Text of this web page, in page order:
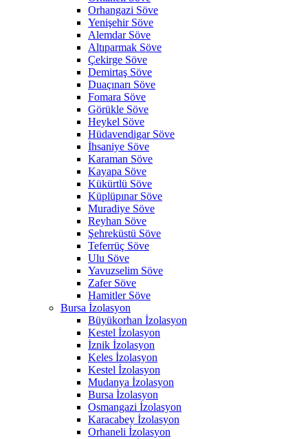
Orhangazi Söve
Yenişehir Söve
Alemdar Söve
Altıparmak Söve
Çekirge Söve
Demirtaş Söve
Duaçınarı Söve
Fomara Söve
Görükle Söve
Heykel Söve
Hüdavendigar Söve
İhsaniye Söve
Karaman Söve
Kayapa Söve
Kükürtlü Söve
Küplüpınar Söve
Muradiye Söve
Reyhan Söve
Şehreküstü Söve
Teferrüç Söve
Ulu Söve
Yavuzselim Söve
Zafer Söve
Hamitler Söve
Bursa İzolasyon
Büyükorhan İzolasyon
Kestel İzolasyon
İznik İzolasyon
Keles İzolasyon
Kestel İzolasyon
Mudanya İzolasyon
Bursa İzolasyon
Osmangazi İzolasyon
Karacabey İzolasyon
Orhaneli İzolasyon